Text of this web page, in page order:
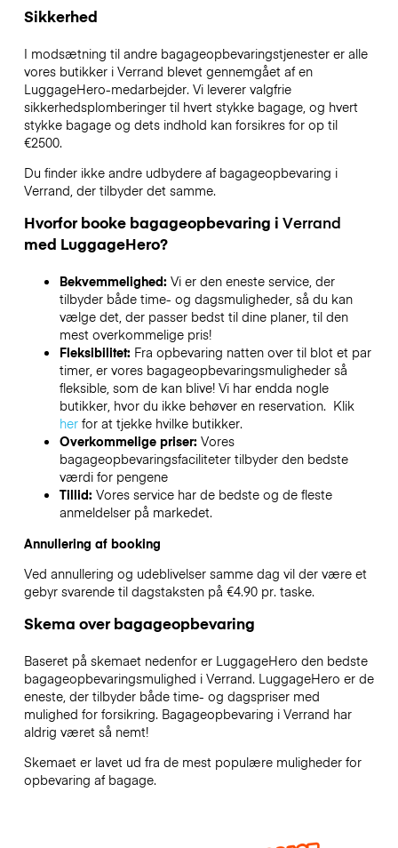
Sikkerhed
I modsætning til andre bagageopbevaringstjenesterer alle
vores butikker i Verrand blevet gennemgået af en
LuggageHero-medarbejder. Vi leverer valgfrie
sikkerhedsplomberinger til hvert stykke bagage, og hvert
stykke bagage og dets indhold kan forsikres for op til
€2500.
Du finder ikke andre udbydere af bagageopbevaring i
Verrand, der tilbyder det samme.
Hvorfor booke bagageopbevaring i Verrand
med LuggageHero?
Bekvemmelighed: Vi er den eneste service, der
tilbyder både time- og dagsmuligheder, så du kan
vælge det, der passer bedst til dine planer, til den
mest overkommelige pris!
Fleksibilitet: Fra opbevaring natten over til blot et par
timer, er vores bagageopbevaringsmuligheder så
fleksible, som de kan blive! Vi har endda nogle
butikker, hvor du ikke behøver en reservation. Klik
herfor at tjekke hvilke butikker.
Overkommelige priser: Vores
bagageopbevaringsfaciliteter tilbyder den bedste
værdi for pengene
Tillid: Vores service har de bedste og de fleste
anmeldelser på markedet.
Annullering af booking
Ved annullering og udeblivelser samme dag vil der være et
gebyr svarende til dagstaksten på €4.90 pr. taske.
Skema over bagageopbevaring
Baseret på skemaet nedenfor er LuggageHero den bedste
bagageopbevaringsmulighed i Verrand. LuggageHero er de
eneste, der tilbyder både time- og dagspriser med
mulighed for forsikring. Bagageopbevaring i Verrand har
aldrig været så nemt!
Skemaet er lavet ud fra de mest populære muligheder for
opbevaring af bagage.